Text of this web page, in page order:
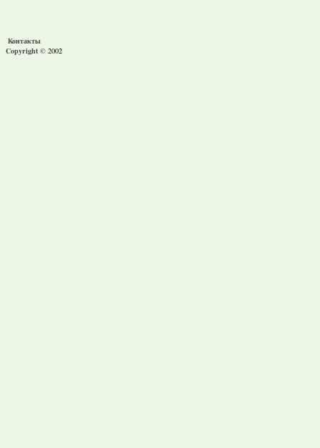
Контакты
Copyright © 2002